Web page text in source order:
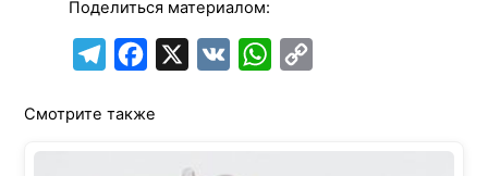
Поделиться материалом:
l
c
W
Смотрите также